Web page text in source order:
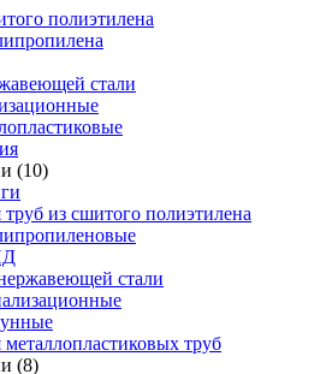
полиэтилена
стали
(10)
из сшитого полиэтилена
стали
труб
(8)